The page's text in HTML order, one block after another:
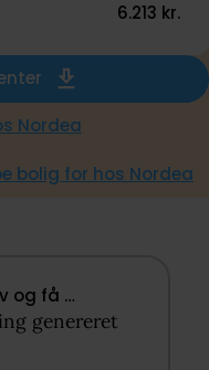
6.213 kr.
Nordea
bolig for hos Nordea
og få …​
genereret